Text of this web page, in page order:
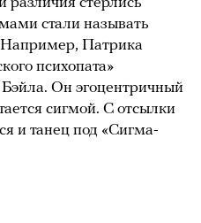
стали называть
Патрика
психопата»
Он эгоцентричный
сигмой. С отсылки
и танец под «Сигма-